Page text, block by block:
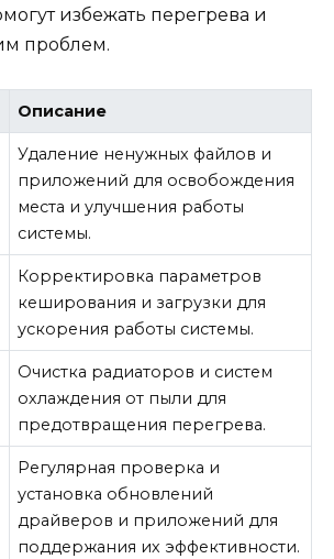
избежать перегрева и
проблем.
Описание
Удаление ненужных файлов и
приложений для освобождения
места и улучшения работы
системы.
Корректировка параметров
кеширования и загрузки для
ускорения работы системы.
Очистка радиаторов и систем
охлаждения от пыли для
предотвращения перегрева.
Регулярная проверка и
установка обновлений
драйверов и приложений для
поддержания их эффективности.